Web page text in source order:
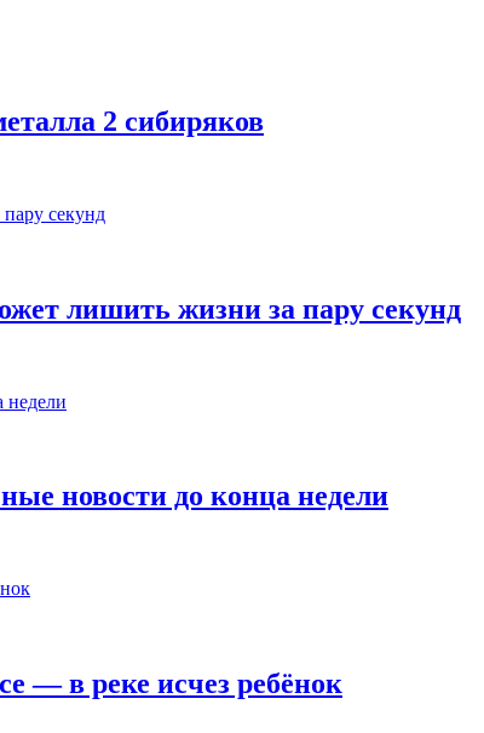
2 сибиряков
лишить жизни за пару секунд
новости до конца недели
— в реке исчез ребёнок